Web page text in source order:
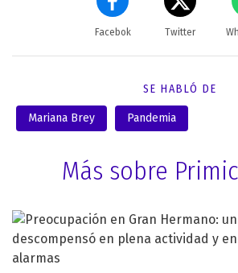
Facebok Twitter
SE HABLÓ DE
Mariana Brey Pandemia
Más sobre